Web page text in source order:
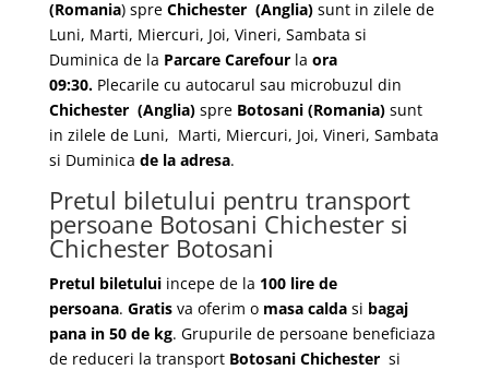
(Romania) spre Chichester (Anglia)sunt in zilele de
Luni, Marti, Miercuri, Joi, Vineri, Sambata si
Duminica de la Parcare Carefourla ora
09:30.Plecarile cu autocarul sau microbuzul din
Chichester (Anglia)spre Botosani (Romania)sunt
in zilele de Luni, Marti, Miercuri, Joi, Vineri, Sambata
si Duminica de la adresa.
Pretul biletului pentru transport
persoane Botosani Chichester si
Chichester Botosani
Pretul biletuluiincepe de la 100 lire de
persoana. Gratisva oferim o masa caldasi bagaj
pana in 50 de kg. Grupurile de persoane beneficiaza
de reduceri la transport Botosani Chichester si